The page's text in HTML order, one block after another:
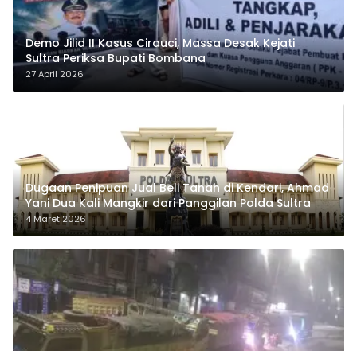
Demo Jilid II Kasus Cirauci, Massa Desak Kejati
Sultra Periksa Bupati Bombana
27 April 2026
Dugaan Penipuan Jual Beli Tanah di Kendari, Ahmad
Yani Dua Kali Mangkir dari Panggilan Polda Sultra
4 Maret 2026